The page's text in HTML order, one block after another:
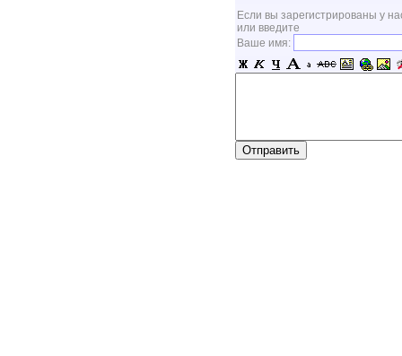
Если вы зарегистрированы у
или введите
Ваше имя: